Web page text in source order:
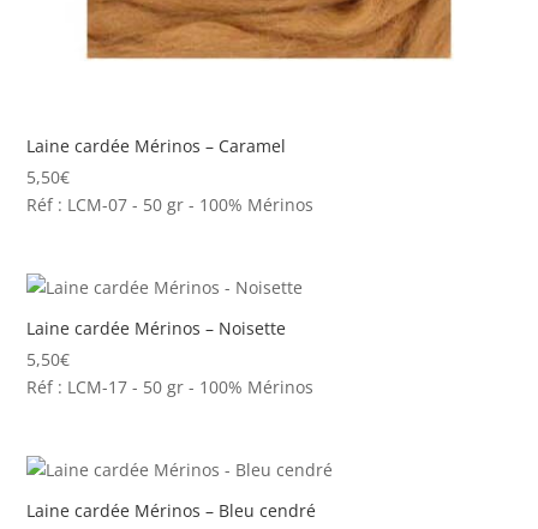
Laine cardée Mérinos – Caramel
5,50€
Réf : LCM-07 - 50 gr - 100% Mérinos
Laine cardée Mérinos – Noisette
5,50€
Réf : LCM-17 - 50 gr - 100% Mérinos
Laine cardée Mérinos – Bleu cendré